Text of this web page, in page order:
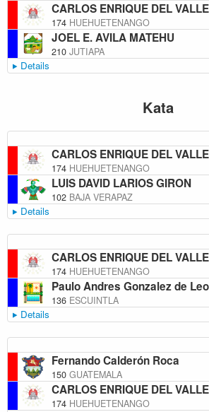
CARLOS ENRIQUE DEL
174 HUEHUETENANGO
JOEL E. AVILA MATEHU
210 JUTIAPA
Details
Kata
CARLOS ENRIQUE DEL
174 HUEHUETENANGO
LUIS DAVID LARIOS GIRON
102 BAJA VERAPAZ
Details
CARLOS ENRIQUE DEL
174 HUEHUETENANGO
Paulo Andres Gonzalez de
136 ESCUINTLA
Details
Fernando Calderón Roca
150 GUATEMALA
CARLOS ENRIQUE DEL
174 HUEHUETENANGO